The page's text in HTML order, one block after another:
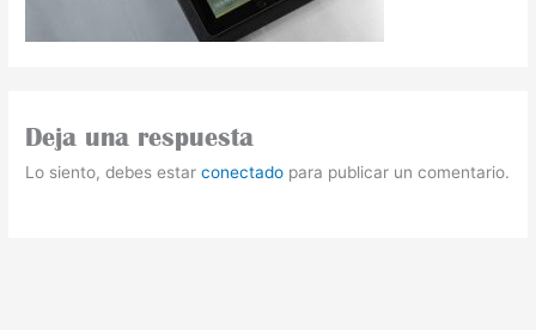
Deja una respuesta
Lo siento, debes estarconectado para publicar un comentario.